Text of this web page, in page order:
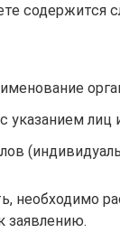
содержится
указанием
необходимо
заявлению.